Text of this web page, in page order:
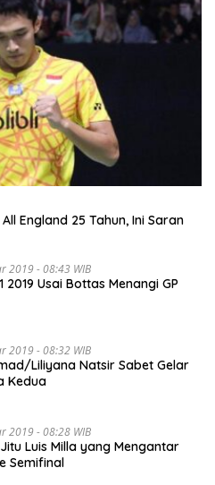
England 25 Tahun, Ini Saran
2019 - 08:43 WIB
2019 Usai Bottas Menangi GP
2019 - 08:32 WIB
Liliyana Natsir Sabet Gelar
Kedua
2019 - 08:28 WIB
Luis Milla yang Mengantar
Semifinal